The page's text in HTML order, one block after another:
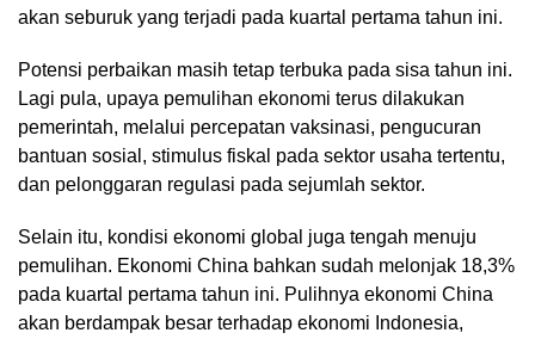
akan seburuk yang terjadi pada kuartal pertama tahun ini.
Potensi perbaikan masih tetap terbuka pada sisa tahun ini.
Lagi pula, upaya pemulihan ekonomi terus dilakukan
pemerintah, melalui percepatan vaksinasi, pengucuran
bantuan sosial, stimulus fiskal pada sektor usaha tertentu,
dan pelonggaran regulasi pada sejumlah sektor.
Selain itu, kondisi ekonomi global juga tengah menuju
pemulihan. Ekonomi China bahkan sudah melonjak 18,3%
pada kuartal pertama tahun ini. Pulihnya ekonomi China
akan berdampak besar terhadap ekonomi Indonesia,